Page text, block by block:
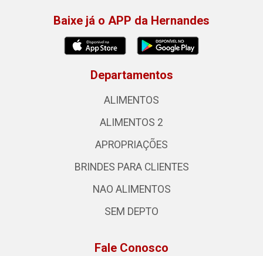
Baixe já o APP da Hernandes
Departamentos
ALIMENTOS
ALIMENTOS 2
APROPRIAÇÕES
BRINDES PARA CLIENTES
NAO ALIMENTOS
SEM DEPTO
Fale Conosco